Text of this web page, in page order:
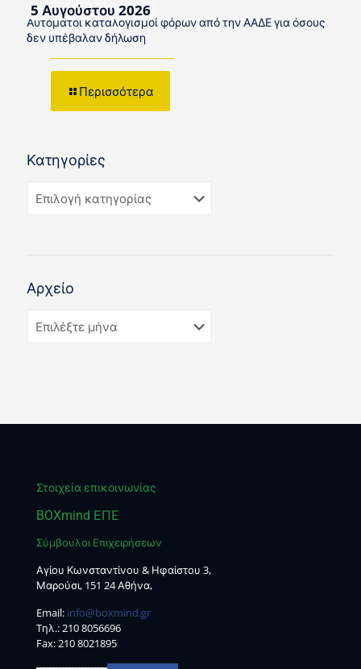
5 Αυγούστου 2026
Αυτόματοι καταλογισμοί φόρων από την ΑΑΔΕ για όσους
δεν υπέβαλαν δήλωση
Περισσότερα
Κατηγορίες
Αρχείο
Στοιχεία επικοινωνίας
BOXmind ΕΠΕ
Σύμβουλοι Επιχειρήσεων
Αγίου Κωνσταντίνου & Ηφαίστου 3,
Μαρούσι, 151 24 Αθήνα,
Email: info@boxmind.gr
Tηλ.:210 8056696
Fax: 210 8021895